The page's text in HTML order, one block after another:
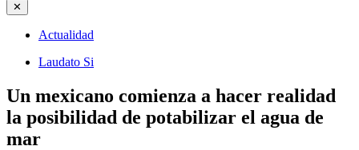
✕
Actualidad
Laudato Si
Un mexicano comienza a hacer realidad
la posibilidad de potabilizar el agua de
mar